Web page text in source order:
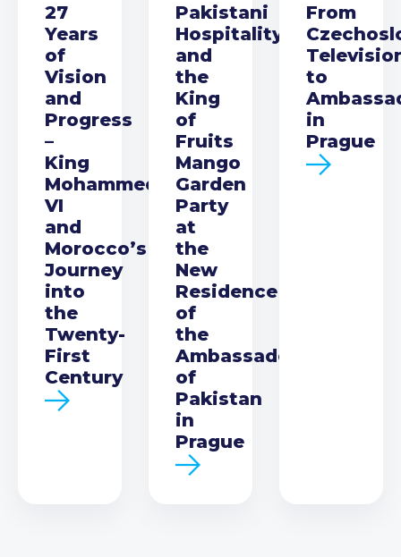
27
Years
of
Vision
and
Progress
–
King
Mohammed
VI
and
Morocco’s
Journey
into
the
Twenty-
First
Century
Pakistani
Hospitality
and
the
King
of
Fruits
Mango
Garden
Party
at
the
New
Residence
of
the
Ambassador
of
Pakistan
in
Prague
From
to
in
Prague